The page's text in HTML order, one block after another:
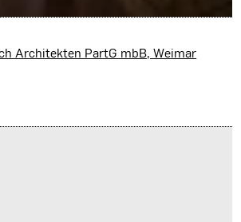
Architekten PartG mbB, Weimar